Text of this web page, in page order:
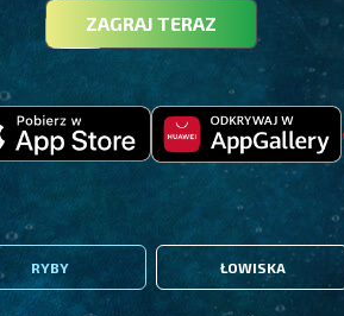
ZAGRAJ TERAZ
RYBY ŁOWISKA